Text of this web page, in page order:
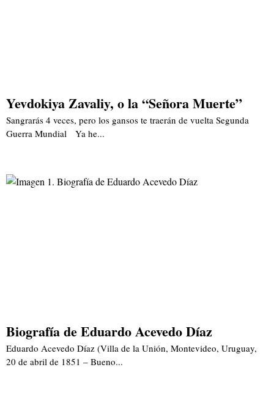
Yevdokiya Zavaliy, o la “Señora Muerte”
Sangrarás 4 veces, pero los gansos te traerán de vuelta Segunda
Guerra Mundial Ya he...
Biografía de Eduardo Acevedo Díaz
Eduardo Acevedo Díaz (Villa de la Unión, Montevideo, Uruguay,
20 de abril de 1851 – Bueno...